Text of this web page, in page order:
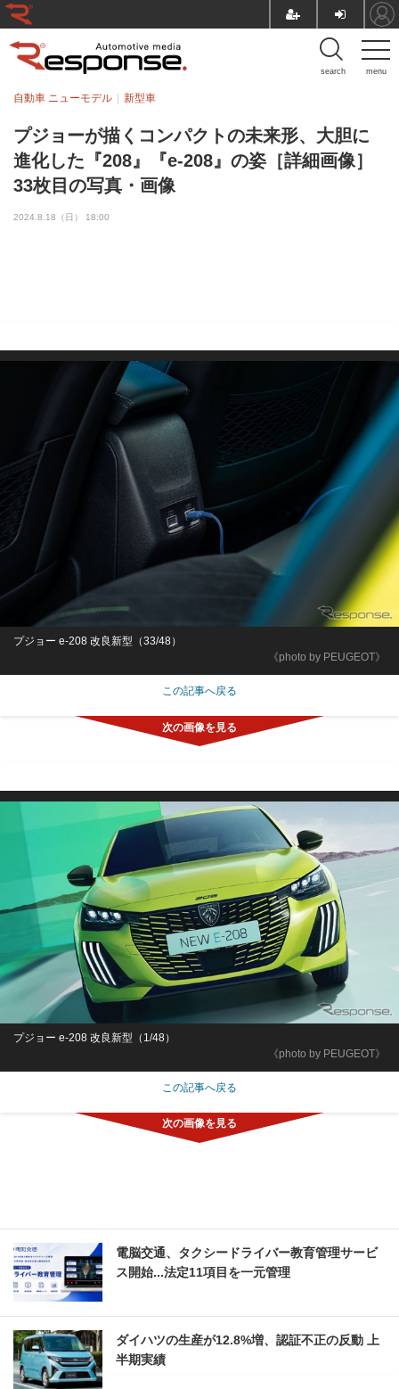
menu
search
プジョーが描くコンパクトの未来形、大胆に
進化した『208』『e-208』の姿［詳細画像］
33枚目の写真・画像
自動車 ニューモデル 新型車
2024.8.18（日） 18:00
《photo by PEUGEOT》
プジョー e-208 改良新型（33/48）
この記事へ戻る
《photo by PEUGEOT》
プジョー e-208 改良新型（1/48）
この記事へ戻る
電脳交通、タクシードライバー教育管理サービ
ス開始...法定11項目を一元管理
ダイハツの生産が12.8%増、認証不正の反動 上
半期実績